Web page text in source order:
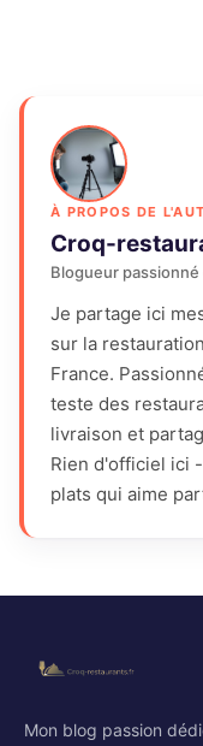
À PROPOS DE
Croq-
Blogueur
Je partage ici
sur la
France.
teste des
livraison et
Rien d'officiel ici
plats qui aime
Mon blog passion